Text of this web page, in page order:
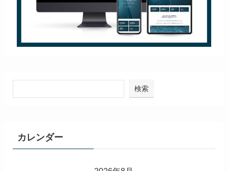
検索
カレンダー